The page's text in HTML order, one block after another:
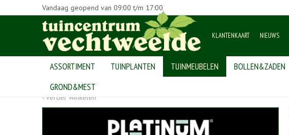
Home > Producten
Vandaag geopend van 09:00 t/m 17:00
KLANTENKAART NIEUWS
ASSORTIMENT TUINPLANTEN TUINMEUBELEN BOLLEN&ZADEN
GROND&MEST
Verder winkelen